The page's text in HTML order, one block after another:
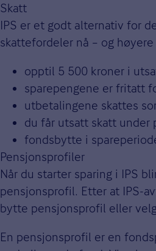
Skatt
IPS er et godt alternativ for
skattefordeler nå – og
opptil 5 500 kroner i
sparepengene er fritatt
utbetalingene skattes
du får utsatt skatt under
fondsbytte i
Pensjonsprofiler
Når du starter sparing i IPS
pensjonsprofil. Etter at IPS-
bytte pensjonsprofil eller
En pensjonsprofil er en